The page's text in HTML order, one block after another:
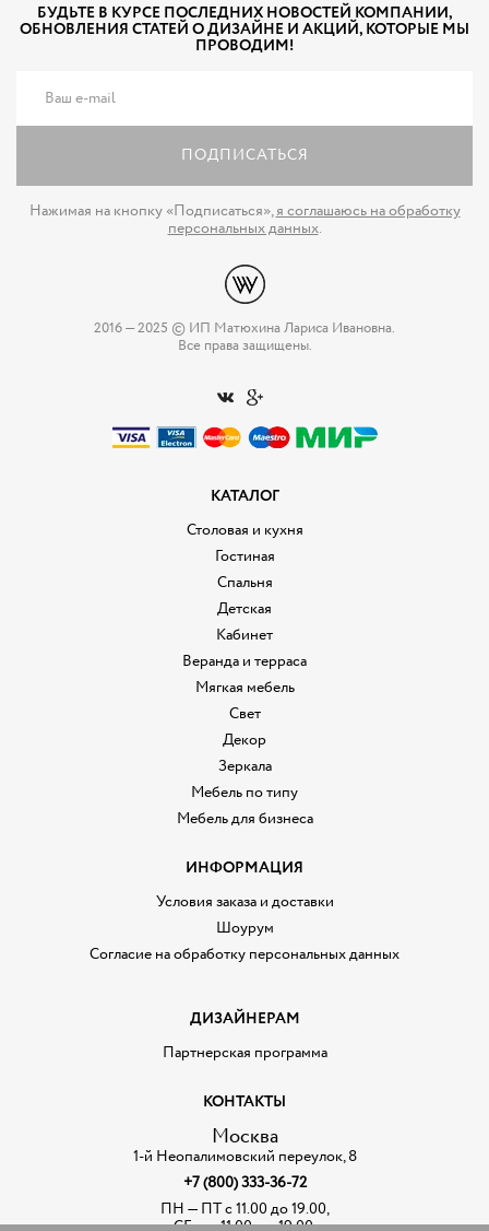
БУДЬТЕ В КУРСЕ ПОСЛЕДНИХ НОВОСТЕЙ КОМПАНИИ,
ОБНОВЛЕНИЯ СТАТЕЙ О ДИЗАЙНЕ И АКЦИЙ, КОТОРЫЕ МЫ
ПРОВОДИМ!
ПОДПИСАТЬСЯ
Нажимая на кнопку «Подписаться»,я соглашаюсь на обработку
персональных данных.
2016 — 2025 © ИП Матюхина Лариса Ивановна.
Все права защищены.
КАТАЛОГ
Столовая и кухня
Гостиная
Спальня
Детская
Кабинет
Веранда и терраса
Мягкая мебель
Свет
Декор
Зеркала
Мебель по типу
Мебель для бизнеса
ИНФОРМАЦИЯ
Условия заказа и доставки
Шоурум
Согласие на обработку персональных данных
ДИЗАЙНЕРАМ
Партнерская программа
КОНТАКТЫ
Москва
1-й Неопалимовский переулок, 8
+7 (800) 333-36-72
ПН — ПТ с 11.00 до 19.00,
СБ — с 11.00. до 19.00,